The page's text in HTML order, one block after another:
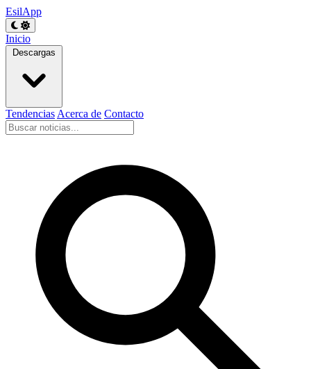
EsilApp
Inicio
Descargas
Tendencias Acerca de Contacto